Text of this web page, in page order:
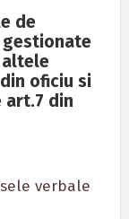
de
gestionate
altele
oficiu si
art.7 din
verbale